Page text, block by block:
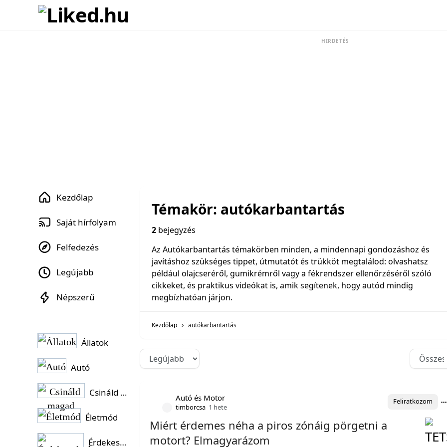
HIRDETÉS
Témakör: autókarbantartás
2 bejegyzés
Az Autókarbantartás témakörben minden, a mindennapi gondozáshoz és
javításhoz szükséges tippet, útmutatót és trükköt megtalálod: olvashatsz
például olajcseréről, gumikrémről vagy a fékrendszer ellenőrzéséről szóló
cikkeket, és praktikus videókat is, amik segítenek, hogy autód mindig
megbízhatóan járjon.
Kezdőlap autókarbantartás
Autó és Motor
timborcsa 1 hete
Feliratkozom
Miért érdemes néha a piros zónáig pörgetni a
motort? Elmagyarázom
Kezdőlap
Saját hírfolyam
Felfedezés
Legújabb
Népszerű
Állatok
Autó
Csináld magad
Életmód
Érdekességek